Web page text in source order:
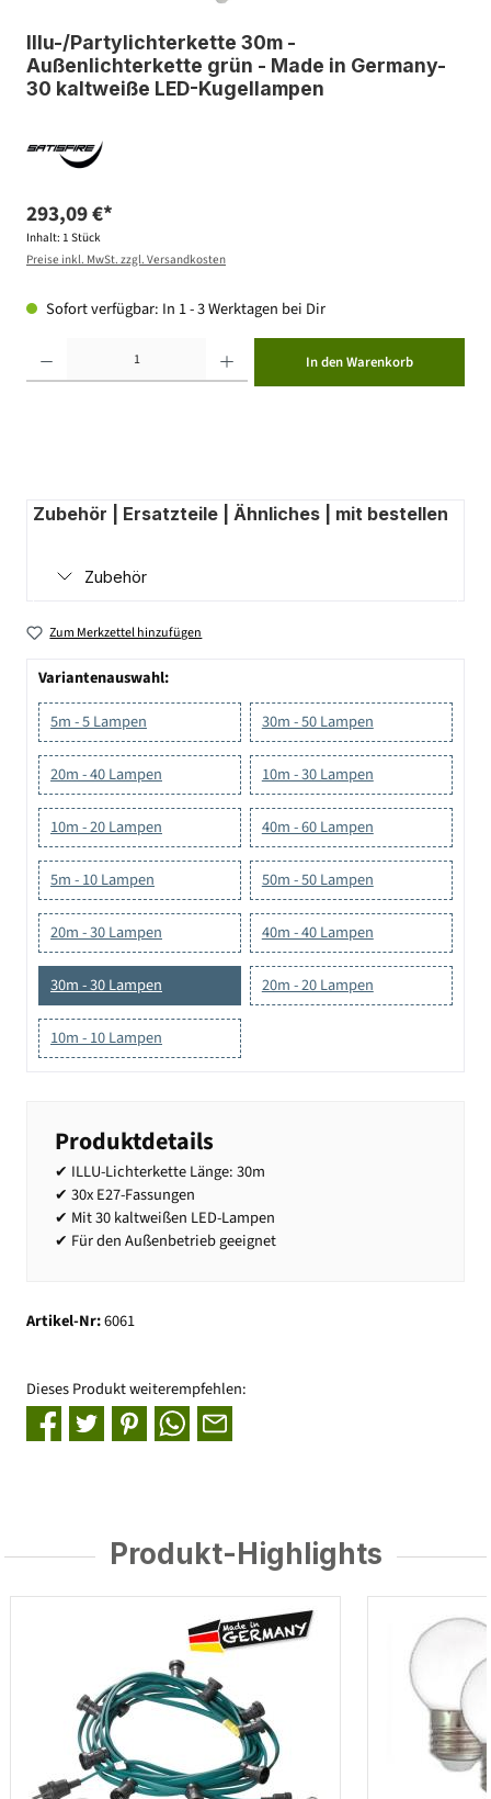
Illu-/Partylichterkette 30m -
Außenlichterkette grün - Made in Germany-
30 kaltweiße LED-Kugellampen
293,09 €*
Inhalt: 1 Stück
Preise inkl. MwSt. zzgl. Versandkosten
Sofort verfügbar: In 1 - 3 Werktagen bei Dir
In den Warenkorb
Zubehör | Ersatzteile | Ähnliches | mit bestellen
Zubehör
Zum Merkzettel hinzufügen
Variantenauswahl:
5m - 5 Lampen
30m - 50 Lampen
20m - 40 Lampen 10m - 30 Lampen
10m - 20 Lampen 40m - 60 Lampen
5m - 10 Lampen 50m - 50 Lampen
20m - 30 Lampen 40m - 40 Lampen
30m - 30 Lampen 20m - 20 Lampen
10m - 10 Lampen
Produktdetails
✔ ILLU-Lichterkette Länge: 30m
✔ 30x E27-Fassungen
✔ Mit 30 kaltweißen LED-Lampen
✔ Für den Außenbetrieb geeignet
Artikel-Nr:6061
Dieses Produkt weiterempfehlen:
Produkt-Highlights